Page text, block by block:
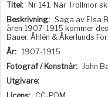
Titel:
Nr 141. När Trollmor
Beskrivning: Saga av Elsa
åren 1907-1915 kommer
Bauer. Åhlén & Åkerlunds
År: 1907-1915
Fotograf / Konstnär: John
Utgivare: